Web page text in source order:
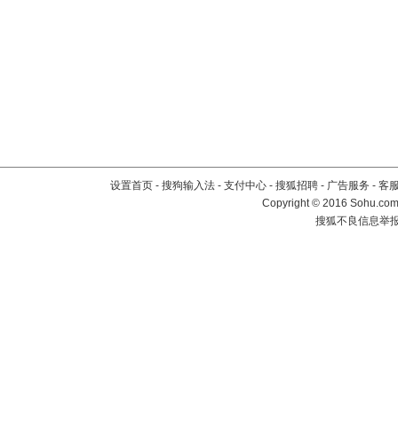
设置首页 - 搜狗输入法 - 支付中心 - 搜狐招聘 - 广告服务 - 客
Copyright©2016
搜狐不良信息举